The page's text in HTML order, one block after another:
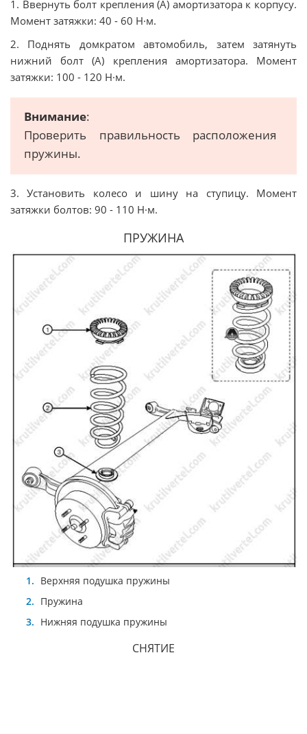
1. Ввернуть болт крепления (А) амортизатора к корпусу.
Момент затяжки: 40 - 60 Н·м.
2. Поднять домкратом автомобиль, затем затянуть
нижний болт (А) крепления амортизатора. Момент
затяжки: 100 - 120 Н·м.
Внимание:
Проверить правильность расположения
пружины.
3. Установить колесо и шину на ступицу. Момент
затяжки болтов: 90 - 110 Н·м.
ПРУЖИНА
Верхняя подушка пружины
Пружина
Нижняя подушка пружины
СНЯТИЕ